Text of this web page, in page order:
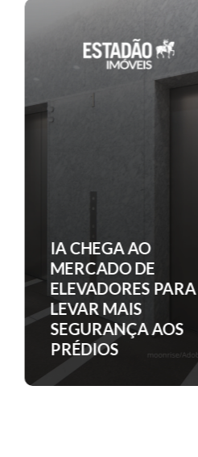
IA CHEGA AO
MERCADO DE
ELEVADORES PARA
LEVAR MAIS
SEGURANÇA AOS
PRÉDIOS